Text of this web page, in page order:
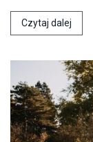
Czytaj dalej